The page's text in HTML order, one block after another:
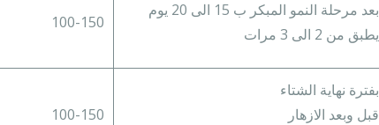
بعد مرحلة النمو المبكر ب 15 الى 20 يوم
يطبق من 2 الى 3 مرات
100-150
بفترة نهاية الشتاء
قبل وبعد الازهار
100-150